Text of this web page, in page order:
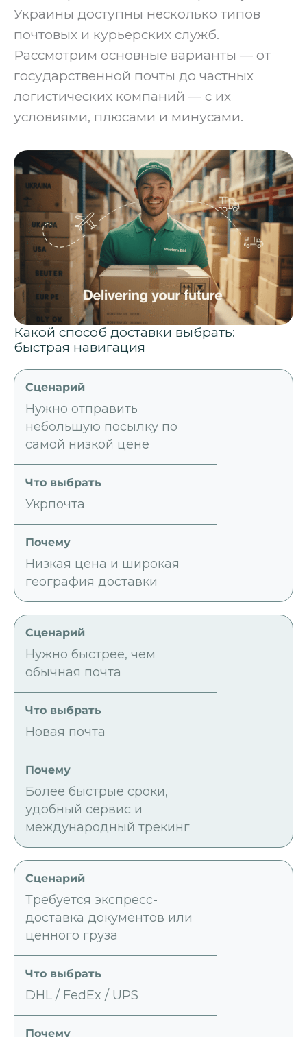
Украины доступны несколько типов
почтовых и курьерских служб.
Рассмотрим основные варианты — от
государственной почты до частных
логистических компаний — с их
условиями, плюсами и минусами.
Какой способ доставки выбрать:
быстрая навигация
Нужно отправить
небольшую посылку по
самой низкой цене
Укрпочта
Низкая цена и широкая
география доставки
Нужно быстрее, чем
обычная почта
Новая почта
Более быстрые сроки,
удобный сервис и
международный трекинг
Требуется экспресс-
доставка документов или
ценного груза
DHL / FedEx / UPS